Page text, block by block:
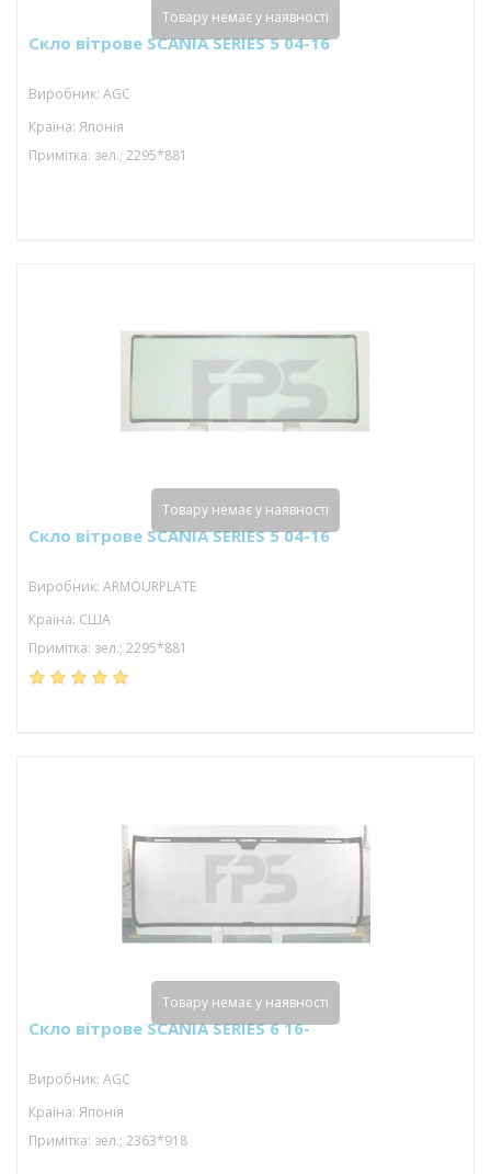
Скло вітрове SCANIA SERIES 5 04-16
Виробник: AGC
Країна: Японія
Примітка: зел.; 2295*881
Товару немає у наявності
Скло вітрове SCANIA SERIES 5 04-16
Виробник: ARMOURPLATE
Країна: США
Примітка: зел.; 2295*881
Товару немає у наявності
Скло вітрове SCANIA SERIES 6 16-
Виробник: AGC
Країна: Японія
Примітка: зел.; 2363*918
Товару немає у наявності